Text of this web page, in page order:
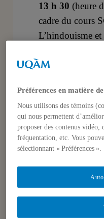
13 h 30 (heure
cadre du cours
L’hindouisme
doctorant à
mondial des
(1893) LIEN
https://
2021, 12 h 30-
2102
Wattelier-
Préférences en matière
Nous utilisons des témoins
qui nous permettent
proposer des contenus vidéo,
fréquentation, etc. Vous
sélectionnant « Préférences ».